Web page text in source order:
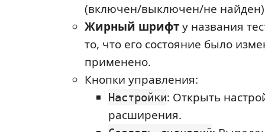
(включен/выключен/не
Жирный шрифту названия
то, что его состояние было
применено.
Кнопки управления:
Настройки: Открыть
расширения.